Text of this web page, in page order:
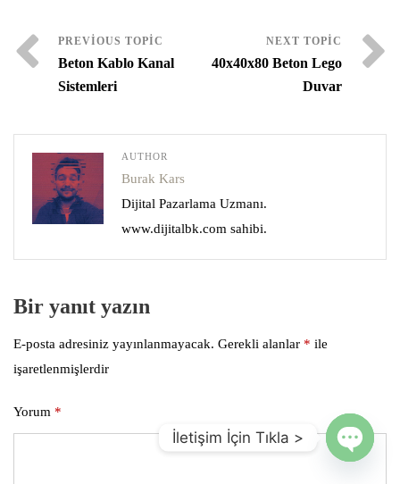
Beton Kablo Kanal
Sistemleri
40x40x80 Beton Lego
Duvar
AUTHOR
Burak Kars
Dijital Pazarlama Uzmanı.
www.dijitalbk.com sahibi.
Bir yanıt yazın
E-posta adresiniz yayınlanmayacak. Gerekli alanlar * ile
işaretlenmişlerdir
Yorum *
İletişim İçin Tıkla >